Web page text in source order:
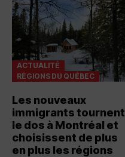
ACTUALITÉ
RÉGIONS DU QUÉBEC
Les nouveaux
immigrants tournent
le dos à Montréal et
choisissent de plus
en plus les régions